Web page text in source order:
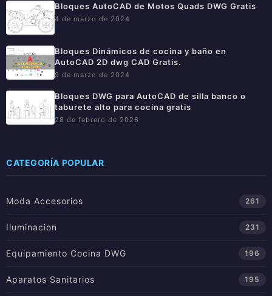
Bloques AutoCAD de Motos Quads DWG Gratis
4 de marzo de 2024
Bloques Dinámicos de cocina y baño en
AutoCAD 2D dwg CAD Gratis.
9 de marzo de 2024
Bloques DWG para AutoCAD de silla banco o
taburete alto para cocina gratis
28 de febrero de 2026
CATEGORÍA POPULAR
Moda Accesorios 261
Iluminacion 231
Equipamiento Cocina DWG 196
Aparatos Sanitarios 195